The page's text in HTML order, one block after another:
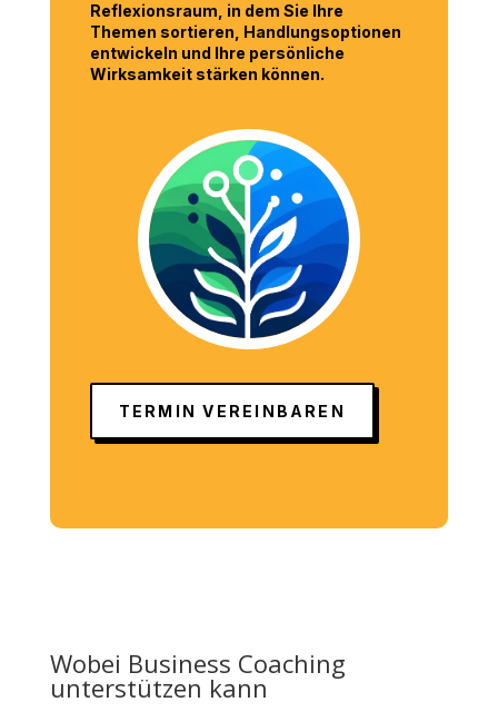
Reflexionsraum, in dem Sie Ihre
Themen sortieren, Handlungsoptionen
entwickeln und Ihre persönliche
Wirksamkeit stärken können.
TERMIN VEREINBAREN
Wobei Business Coaching
unterstützen kann